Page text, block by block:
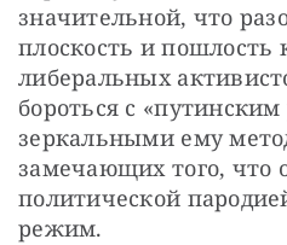
значительной, что
плоскость и пошлость
либеральных
бороться с
зеркальными ему
замечающих того, что
политической
режим.